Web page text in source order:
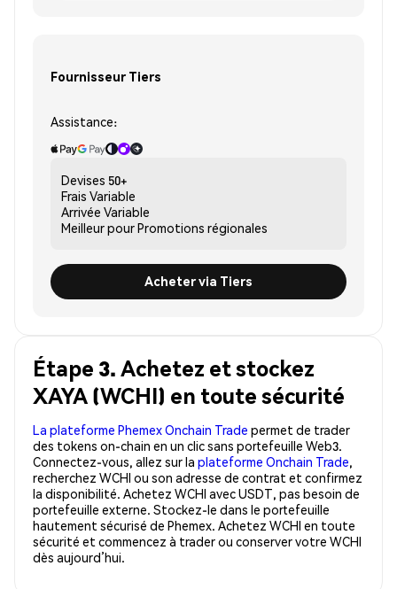
Fournisseur Tiers
Assistance:
Devises 50+
Frais Variable
Arrivée Variable
Meilleur pourPromotions régionales
Acheter via Tiers
Étape 3. Achetez et stockez
XAYA (WCHI) en toute sécurité
La plateforme Phemex Onchain Trade permet de trader
des tokens on-chain en un clic sans portefeuille Web3.
Connectez-vous, allez sur la plateforme Onchain Trade,
recherchez WCHI ou son adresse de contrat et confirmez
la disponibilité. Achetez WCHI avec USDT, pas besoin de
portefeuille externe. Stockez-le dans le portefeuille
hautement sécurisé de Phemex. Achetez WCHI en toute
sécurité et commencez à trader ou conserver votre WCHI
dès aujourd’hui.